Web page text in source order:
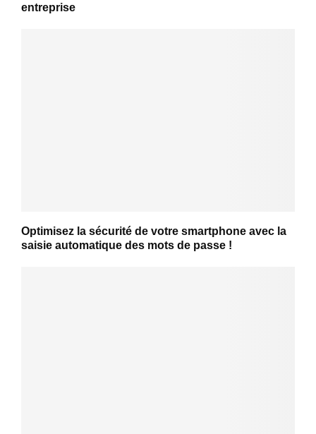
entreprise
Optimisez la sécurité de votre smartphone avec la
saisie automatique des mots de passe !